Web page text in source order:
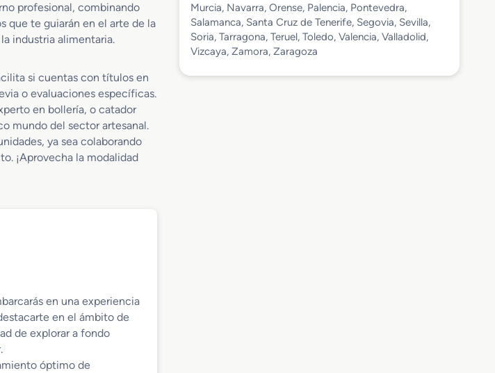
profesional, combinando
que te guiarán en el arte de la
industria alimentaria.
si cuentas con títulos en
o evaluaciones específicas.
en bollería, o catador
mundo del sector artesanal.
ya sea colaborando
¡Aprovecha la modalidad
en una experiencia
en el ámbito de
de explorar a fondo
óptimo de
Murcia, Navarra, Orense, Palencia, Pontevedra,
Salamanca, Santa Cruz de Tenerife, Segovia, Sevilla,
Soria, Tarragona, Teruel, Toledo, Valencia, Valladolid,
Vizcaya, Zamora, Zaragoza